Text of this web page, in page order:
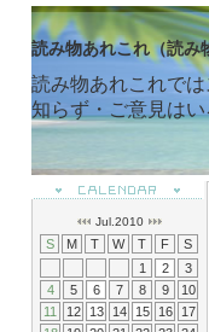
読み物あれこれ（読み
読み物あれこれで
知らず・ご意見は
Jul.2010
S M T W T F
S
1
2
3
4
5 6 7 8 9
10
11
12 13 14 15 16
17